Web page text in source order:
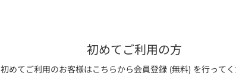
初めてご利用の方
初めてご利用のお客様はこちらから会員登録 (無料) を行ってく